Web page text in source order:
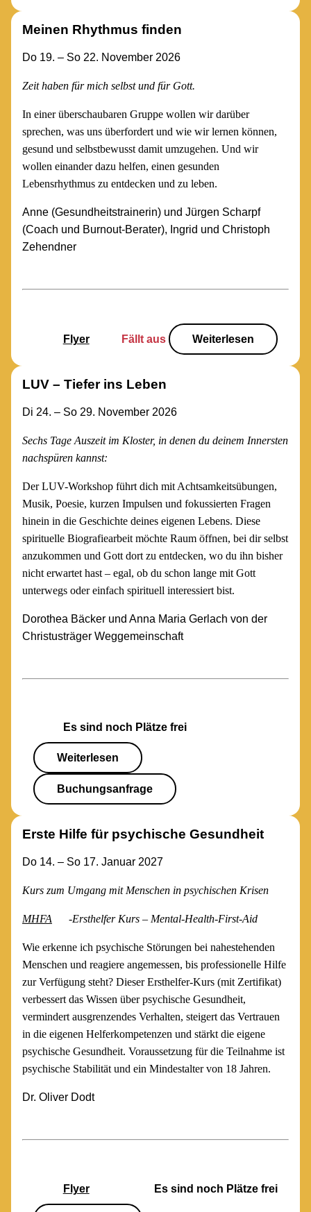
Meinen Rhythmus finden
Do 19. – So 22. November 2026
Zeit haben für mich selbst und für Gott.
In einer überschaubaren Gruppe wollen wir darüber
sprechen, was uns überfordert und wie wir lernen können,
gesund und selbstbewusst damit umzugehen. Und wir
wollen einander dazu helfen, einen gesunden
Lebensrhythmus zu entdecken und zu leben.
Anne (Gesundheitstrainerin) und Jürgen Scharpf
(Coach und Burnout-Berater), Ingrid und Christoph
Zehendner
Flyer Fällt aus Weiterlesen
LUV – Tiefer ins Leben
Di 24. – So 29. November 2026
Sechs Tage Auszeit im Kloster, in denen du deinem Innersten
nachspüren kannst:
Der LUV-Workshop führt dich mit Achtsamkeitsübungen,
Musik, Poesie, kurzen Impulsen und fokussierten Fragen
hinein in die Geschichte deines eigenen Lebens. Diese
spirituelle Biografiearbeit möchte Raum öffnen, bei dir selbst
anzukommen und Gott dort zu entdecken, wo du ihn bisher
nicht erwartet hast – egal, ob du schon lange mit Gott
unterwegs oder einfach spirituell interessiert bist.
Dorothea Bäcker und Anna Maria Gerlach von der
Christusträger Weggemeinschaft
Es sind noch Plätze frei
Weiterlesen
Buchungsanfrage
Erste Hilfe für psychische Gesundheit
Do 14. – So 17. Januar 2027
Kurs zum Umgang mit Menschen in psychischen Krisen
MHFA -Ersthelfer Kurs – Mental-Health-First-Aid
Wie erkenne ich psychische Störungen bei nahestehenden
Menschen und reagiere angemessen, bis professionelle Hilfe
zur Verfügung steht? Dieser Ersthelfer-Kurs (mit Zertifikat)
verbessert das Wissen über psychische Gesundheit,
vermindert ausgrenzendes Verhalten, steigert das Vertrauen
in die eigenen Helferkompetenzen und stärkt die eigene
psychische Gesundheit. Voraussetzung für die Teilnahme ist
psychische Stabilität und ein Mindestalter von 18 Jahren.
Dr. Oliver Dodt
Flyer Es sind noch Plätze frei